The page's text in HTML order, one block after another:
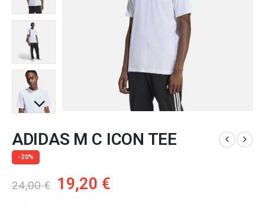
ADIDAS M C ICON TEE
-20%
24,00€ Original
19,20 €